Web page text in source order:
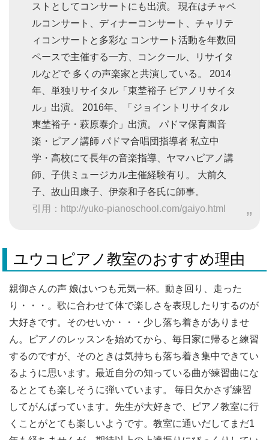
ストとしてコンサートにも出演。 現在はチャペ
ルコンサート、ディナーコンサート、チャリテ
ィコンサートと多彩な コンサート活動を年数回
ペースで主催する一方、コンクール、リサイタ
ルなどで 多くの声楽家と共演している。 2014
年、単独リサイタル「東埜裕子 ピアノリサイタ
ル」出演。 2016年、「ジョイントリサイタル
東埜裕子・萩原泰介」出演。 パドマ保育園音
楽・ピアノ講師 パドマ合唱団指導者 私立中
学・高校にて長年の音楽指導、ヤマハピアノ講
師、子供ミュージカル主催経験有り。 大前久
子、故山田康子、伊奈和子各氏に師事。
引用：http://yuko-pianoschool.com/gaiyo.html
ユウコピアノ教室のおすすめ理由
親御さんの声 娘はいつも元気一杯。動き回り、走った
り・・・。歌に合わせて体で楽しさを表現したりするのが
大好きです。そのせいか・・・少し落ち着きがありませ
ん。ピアノのレッスンを始めてから、毎日家に帰ると練習
するのですが、そのときは気持ちも落ち着き集中できてい
るように思います。最近自分の知っている曲が練習曲にな
るととても楽しそうに弾いています。 毎日欠かさず練習
してがんばっています。先生が大好きで、ピアノ教室に行
くことがとても楽しいようです。教室に通いだしてまだ1